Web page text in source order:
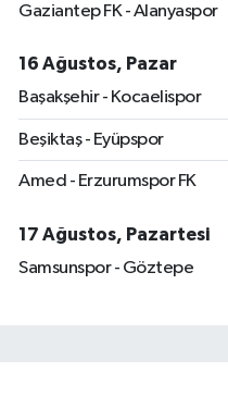
Gaziantep FK - Alanyaspor
16 Ağustos, Pazar
Başakşehir - Kocaelispor
Beşiktaş - Eyüpspor
Amed - Erzurumspor FK
17 Ağustos, Pazartesi
Samsunspor - Göztepe